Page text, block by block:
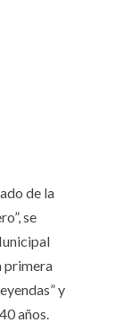
de la
se
primera
y
años.